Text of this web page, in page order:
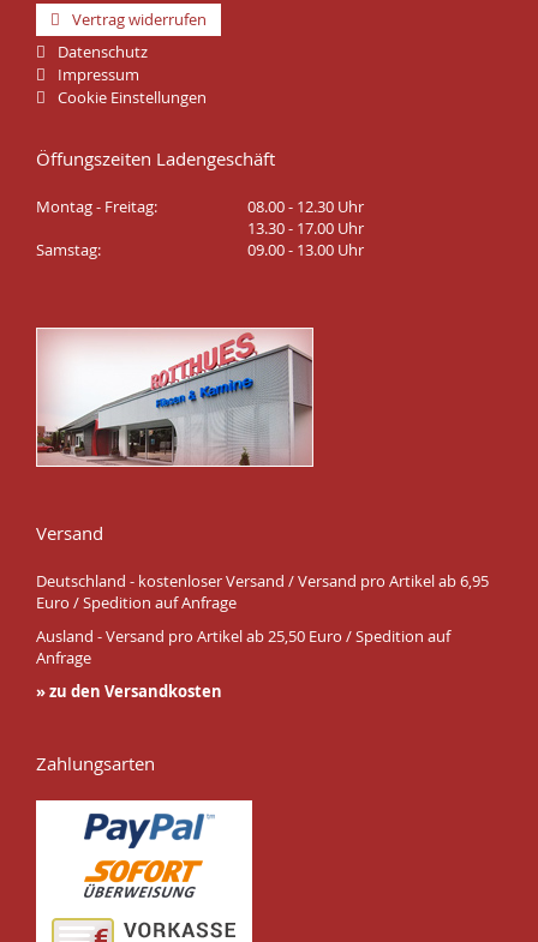
Vertrag widerrufen
Datenschutz
Impressum
Cookie Einstellungen
Öffungszeiten Ladengeschäft
Montag - Freitag:
08.00 - 12.30 Uhr
13.30 - 17.00 Uhr
Samstag:
09.00 - 13.00 Uhr
Versand
Deutschland - kostenloser Versand / Versand pro Artikel ab 6,95
Euro / Spedition auf Anfrage
Ausland - Versand pro Artikel ab 25,50 Euro / Spedition auf
Anfrage
» zu den Versandkosten
Zahlungsarten